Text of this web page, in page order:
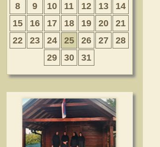
8
9 10 11 12 13
14
15
16 17 18 19 20
21
22
23 24 25 26 27
28
29
30 31